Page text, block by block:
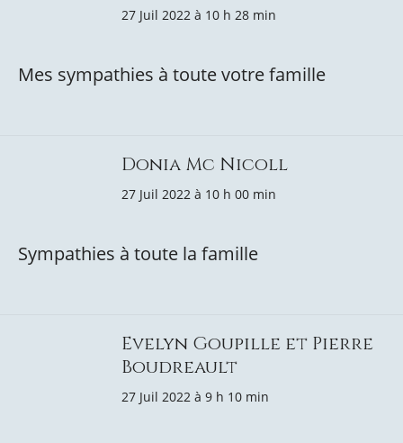
27 Juil 2022 à 10 h 28 min
Mes sympathies à toute votre famille
Donia Mc Nicoll
27 Juil 2022 à 10 h 00 min
Sympathies à toute la famille
Evelyn Goupille et Pierre
Boudreault
27 Juil 2022 à 9 h 10 min